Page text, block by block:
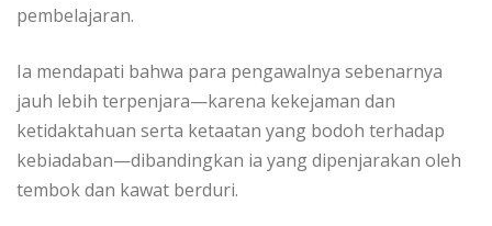
pembelajaran.
Ia mendapati bahwa para pengawalnya sebenarnya
jauh lebih terpenjara—karena kekejaman dan
ketidaktahuan serta ketaatan yang bodoh terhadap
kebiadaban—dibandingkan ia yang dipenjarakan oleh
tembok dan kawat berduri.